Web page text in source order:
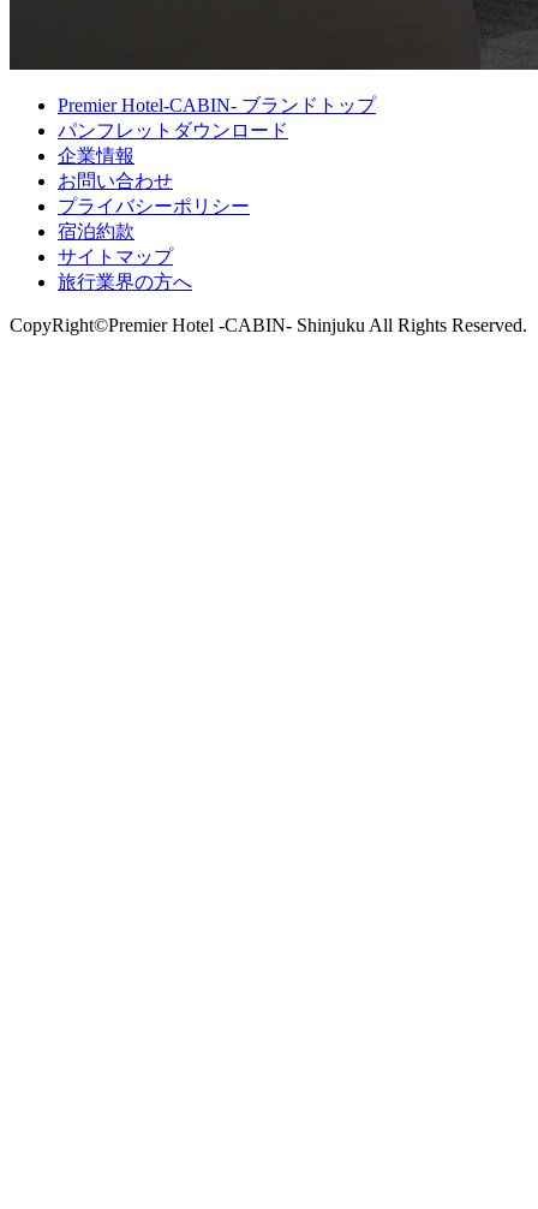
Premier Hotel-CABIN- ブランドトップ
パンフレットダウンロード
企業情報
お問い合わせ
プライバシーポリシー
宿泊約款
サイトマップ
旅行業界の方へ
CopyRight©Premier Hotel -CABIN- Shinjuku All Rights Reserved.